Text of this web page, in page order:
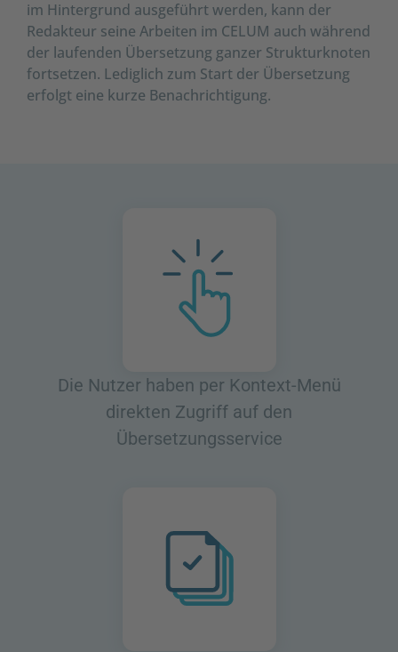
im Hintergrund ausgeführt werden, kann der
Redakteur seine Arbeiten im CELUM auch während
der laufenden Übersetzung ganzer Strukturknoten
fortsetzen. Lediglich zum Start der Übersetzung
erfolgt eine kurze Benachrichtigung.
Die Nutzer haben per Kontext-Menü
direkten Zugriff auf den
Übersetzungsservice